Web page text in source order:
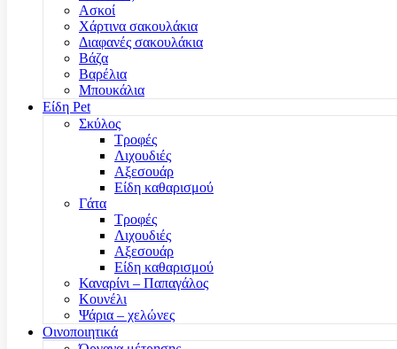
Ασκοί
Χάρτινα σακουλάκια
Διαφανές σακουλάκια
Βάζα
Βαρέλια
Μπουκάλια
Είδη Pet
Σκύλος
Τροφές
Λιχουδιές
Αξεσουάρ
Είδη καθαρισμού
Γάτα
Τροφές
Λιχουδιές
Αξεσουάρ
Είδη καθαρισμού
Καναρίνι – Παπαγάλος
Κουνέλι
Ψάρια – χελώνες
Οινοποιητικά